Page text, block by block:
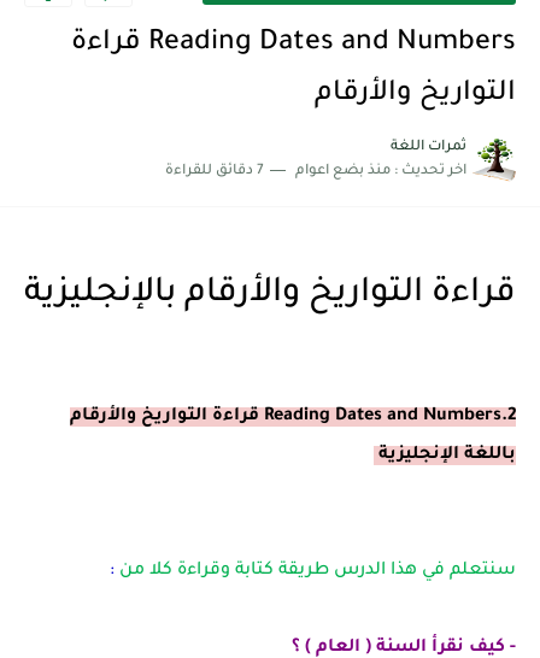
Reading Dates and Numbers قراءة
التواريخ والأرقام
ثمرات اللغة
اخر تحديث : منذ بضع اعوام 7 دقائق للقراءة
قراءة التواريخ والأرقام بالإنجليزية
2.Reading Dates and Numbers قراءة التواريخ والأرقام
باللغة الإنجليزية
سنتعلم في هذا الدرس طريقة كتابة وقراءة كلا من :
- كيف نقرأ السنة ( العام ) ؟